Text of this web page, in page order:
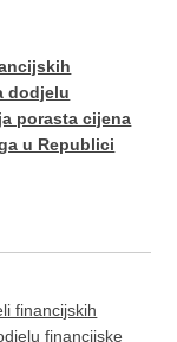
dodjelu
porasta cijena
u Republici
financijskih
financijske